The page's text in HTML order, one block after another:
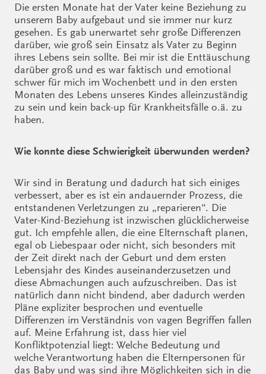
Die ersten Monate hat der Vater keine Beziehung zu
unserem Baby aufgebaut und sie immer nur kurz
gesehen. Es gab unerwartet sehr große Differenzen
darüber, wie groß sein Einsatz als Vater zu Beginn
ihres Lebens sein sollte. Bei mir ist die Enttäuschung
darüber groß und es war faktisch und emotional
schwer für mich im Wochenbett und in den ersten
Monaten des Lebens unseres Kindes alleinzuständig
zu sein und kein back-up für Krankheitsfälle o.ä. zu
haben.
Wie konnte diese Schwierigkeit überwunden werden?
Wir sind in Beratung und dadurch hat sich einiges
verbessert, aber es ist ein andauernder Prozess, die
entstandenen Verletzungen zu „reparieren“. Die
Vater-Kind-Beziehung ist inzwischen glücklicherweise
gut. Ich empfehle allen, die eine Elternschaft planen,
egal ob Liebespaar oder nicht, sich besonders mit
der Zeit direkt nach der Geburt und dem ersten
Lebensjahr des Kindes auseinanderzusetzen und
diese Abmachungen auch aufzuschreiben. Das ist
natürlich dann nicht bindend, aber dadurch werden
Pläne expliziter besprochen und eventuelle
Differenzen im Verständnis von vagen Begriffen fallen
auf. Meine Erfahrung ist, dass hier viel
Konfliktpotenzial liegt: Welche Bedeutung und
welche Verantwortung haben die Elternpersonen für
das Baby und was sind ihre Möglichkeiten sich in die